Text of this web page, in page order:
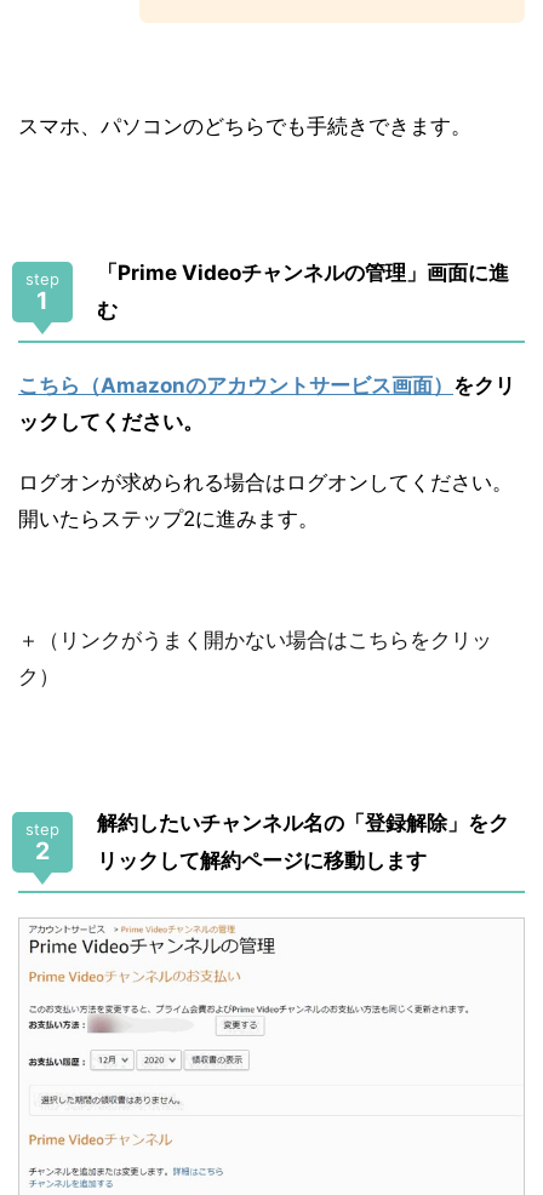
スマホ、パソコンのどちらでも手続きできます。
step
1
「Prime Videoチャンネルの管理」画面に進
む
こちら（Amazonのアカウントサービス画面） をクリ
ックしてください。
ログオンが求められる場合はログオンしてください。
開いたらステップ2に進みます。
＋（リンクがうまく開かない場合はこちらをクリッ
ク）
step
2
解約したいチャンネル名の「登録解除」をク
リックして解約ページに移動します